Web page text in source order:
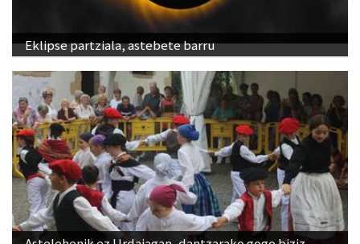
Eklipse partziala, astebete barru